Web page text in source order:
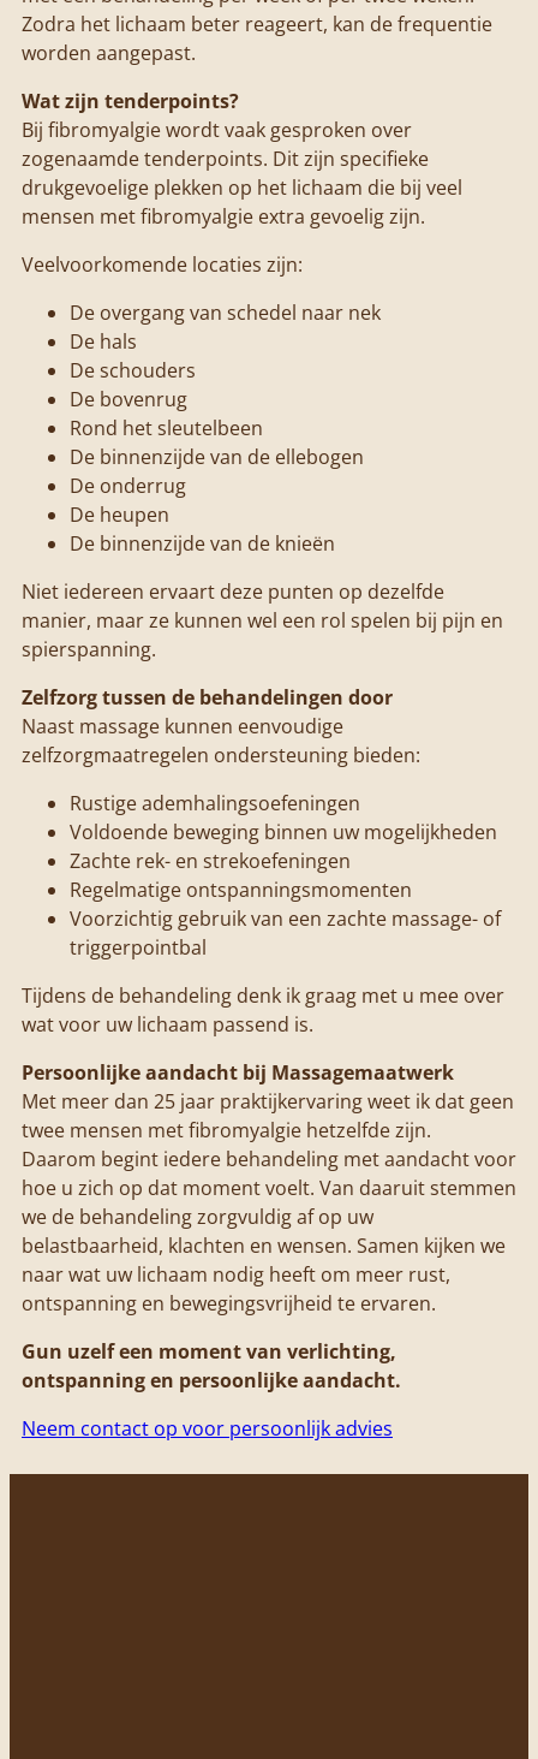
Zodra het lichaam beter reageert, kan de frequentie
worden aangepast.
Wat zijn tenderpoints?
Bij fibromyalgie wordt vaak gesproken over
zogenaamde tenderpoints. Dit zijn specifieke
drukgevoelige plekken op het lichaam die bij veel
mensen met fibromyalgie extra gevoelig zijn.
Veelvoorkomende locaties zijn:
De overgang van schedel naar nek
De hals
De schouders
De bovenrug
Rond het sleutelbeen
De binnenzijde van de ellebogen
De onderrug
De heupen
De binnenzijde van de knieën
Niet iedereen ervaart deze punten op dezelfde
manier, maar ze kunnen wel een rol spelen bij pijn en
spierspanning.
Zelfzorg tussen de behandelingen door
Naast massage kunnen eenvoudige
zelfzorgmaatregelen ondersteuning bieden:
Rustige ademhalingsoefeningen
Voldoende beweging binnen uw mogelijkheden
Zachte rek- en strekoefeningen
Regelmatige ontspanningsmomenten
Voorzichtig gebruik van een zachte massage- of
triggerpointbal
Tijdens de behandeling denk ik graag met u mee over
wat voor uw lichaam passend is.
Persoonlijke aandacht bij Massagemaatwerk
Met meer dan 25 jaar praktijkervaring weet ik dat geen
twee mensen met fibromyalgie hetzelfde zijn.
Daarom begint iedere behandeling met aandacht voor
hoe u zich op dat moment voelt. Van daaruit stemmen
we de behandeling zorgvuldig af op uw
belastbaarheid, klachten en wensen. Samen kijken we
naar wat uw lichaam nodig heeft om meer rust,
ontspanning en bewegingsvrijheid te ervaren.
Gun uzelf een moment van verlichting,
ontspanning en persoonlijke aandacht.
Neem contact op voor persoonlijk advies